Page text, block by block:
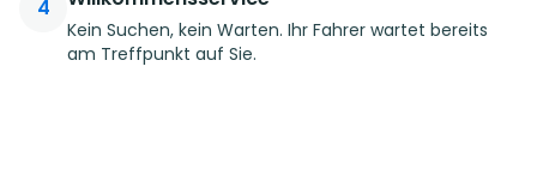
4
Kein Suchen, kein Warten. Ihr Fahrer wartet bereits
am Treffpunkt auf Sie.